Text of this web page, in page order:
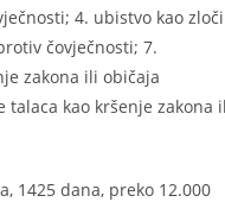
4. ubistvo kao
čovječnosti; 7.
zakona ili običaja
kao kršenje zakona
1425 dana, preko 12.000